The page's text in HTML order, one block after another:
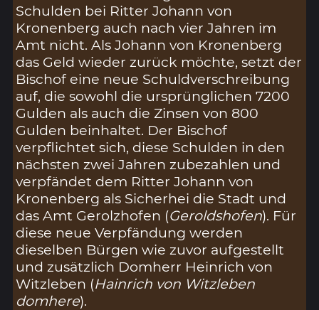
Schulden bei Ritter Johann von
Kronenberg auch nach vier Jahren im
Amt nicht. Als Johann von Kronenberg
das Geld wieder zurück möchte, setzt der
Bischof eine neue Schuldverschreibung
auf, die sowohl die ursprünglichen 7200
Gulden als auch die Zinsen von 800
Gulden beinhaltet. Der Bischof
verpflichtet sich, diese Schulden in den
nächsten zwei Jahren zubezahlen und
verpfändet dem Ritter Johann von
Kronenberg als Sicherhei die Stadt und
das Amt Gerolzhofen (Geroldshofen). Für
diese neue Verpfändung werden
dieselben Bürgen wie zuvor aufgestellt
und zusätzlich Domherr Heinrich von
Witzleben (Hainrich von Witzleben
domhere).